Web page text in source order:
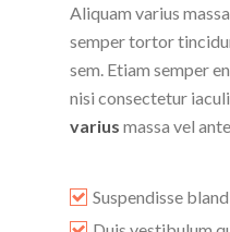
Aliquam varius
semper tortor
sem. Etiam semper
nisi consectetur
varius massa vel
Suspendisse